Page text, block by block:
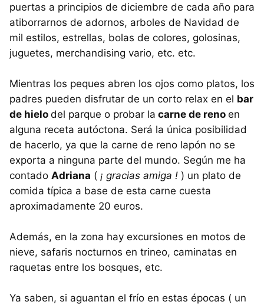
puertas a principios de diciembre de cada año para
atiborrarnos de adornos, arboles de Navidad de
mil estilos, estrellas, bolas de colores, golosinas,
juguetes, merchandising vario, etc. etc.
Mientras los peques abren los ojos como platos, los
padres pueden disfrutar de un corto relax en el bar
de hielo del parque o probar la carne de reno en
alguna receta autóctona. Será la única posibilidad
de hacerlo, ya que la carne de reno lapón no se
exporta a ninguna parte del mundo. Según me ha
contado Adriana ( ¡ gracias amiga ! ) un plato de
comida típica a base de esta carne cuesta
aproximadamente 20 euros.
Además, en la zona hay excursiones en motos de
nieve, safaris nocturnos en trineo, caminatas en
raquetas entre los bosques, etc.
Ya saben, si aguantan el frío en estas épocas ( un